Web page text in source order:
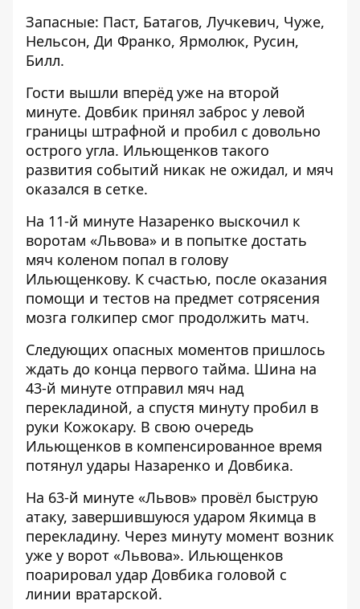
Запасные: Паст, Батагов, Лучкевич, Чуже,
Нельсон, Ди Франко, Ярмолюк, Русин,
Билл.
Гости вышли вперёд уже на второй
минуте. Довбик принял заброс у левой
границы штрафной и пробил с довольно
острого угла. Ильющенков такого
развития событий никак не ожидал, и мяч
оказался в сетке.
На 11-й минуте Назаренко выскочил к
воротам «Львова» и в попытке достать
мяч коленом попал в голову
Ильющенкову. К счастью, после оказания
помощи и тестов на предмет сотрясения
мозга голкипер смог продолжить матч.
Следующих опасных моментов пришлось
ждать до конца первого тайма. Шина на
43-й минуте отправил мяч над
перекладиной, а спустя минуту пробил в
руки Кожокару. В свою очередь
Ильющенков в компенсированное время
потянул удары Назаренко и Довбика.
На 63-й минуте «Львов» провёл быструю
атаку, завершившуюся ударом Якимца в
перекладину. Через минуту момент возник
уже у ворот «Львова». Ильющенков
поарировал удар Довбика головой с
линии вратарской.